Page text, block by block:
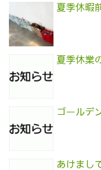
夏季休暇
夏季休業
ゴールデ
あけまし